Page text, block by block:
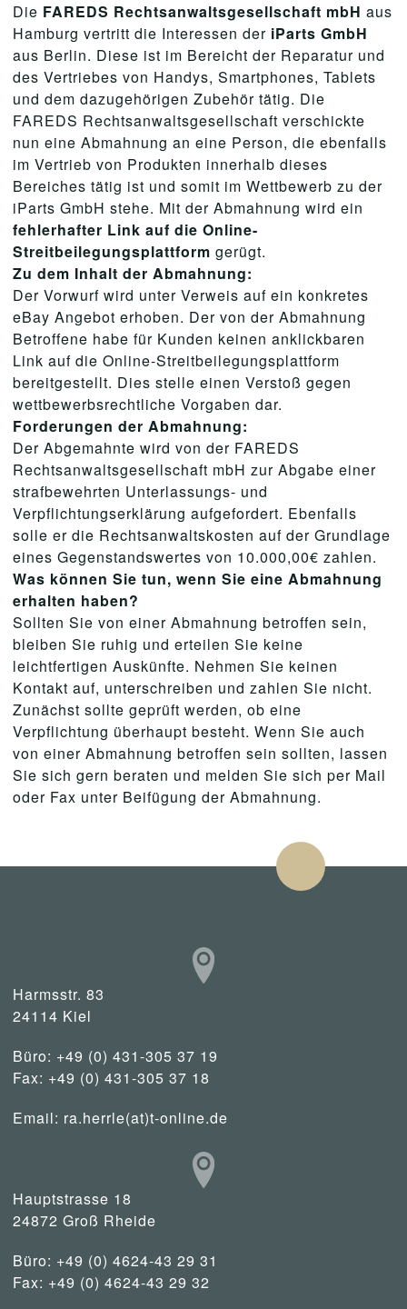
Die FAREDS Rechtsanwaltsgesellschaft mbH aus
Hamburg vertritt die Interessen der iParts GmbH
aus Berlin. Diese ist im Bereicht der Reparatur und
des Vertriebes von Handys, Smartphones, Tablets
und dem dazugehörigen Zubehör tätig. Die
FAREDS Rechtsanwaltsgesellschaft verschickte
nun eine Abmahnung an eine Person, die ebenfalls
im Vertrieb von Produkten innerhalb dieses
Bereiches tätig ist und somit im Wettbewerb zu der
iParts GmbH stehe. Mit der Abmahnung wird ein
fehlerhafter Link auf die Online-
Streitbeilegungsplattform gerügt.
Zu dem Inhalt der Abmahnung:
Der Vorwurf wird unter Verweis auf ein konkretes
eBay Angebot erhoben. Der von der Abmahnung
Betroffene habe für Kunden keinen anklickbaren
Link auf die Online-Streitbeilegungsplattform
bereitgestellt. Dies stelle einen Verstoß gegen
wettbewerbsrechtliche Vorgaben dar.
Forderungen der Abmahnung:
Der Abgemahnte wird von der FAREDS
Rechtsanwaltsgesellschaft mbH zur Abgabe einer
strafbewehrten Unterlassungs- und
Verpflichtungserklärung aufgefordert. Ebenfalls
solle er die Rechtsanwaltskosten auf der Grundlage
eines Gegenstandswertes von 10.000,00€ zahlen.
Was können Sie tun, wenn Sie eine Abmahnung
erhalten haben?
Sollten Sie von einer Abmahnung betroffen sein,
bleiben Sie ruhig und erteilen Sie keine
leichtfertigen Auskünfte. Nehmen Sie keinen
Kontakt auf, unterschreiben und zahlen Sie nicht.
Zunächst sollte geprüft werden, ob eine
Verpflichtung überhaupt besteht. Wenn Sie auch
von einer Abmahnung betroffen sein sollten, lassen
Sie sich gern beraten und melden Sie sich per Mail
oder Fax unter Beifügung der Abmahnung.
Harmsstr. 83
24114 Kiel
Büro: +49 (0) 431-305 37 19
Fax: +49 (0) 431-305 37 18
Email: ra.herrle(at)t-online.de
Hauptstrasse 18
24872 Groß Rheide
Büro: +49 (0) 4624-43 29 31
Fax: +49 (0) 4624-43 29 32